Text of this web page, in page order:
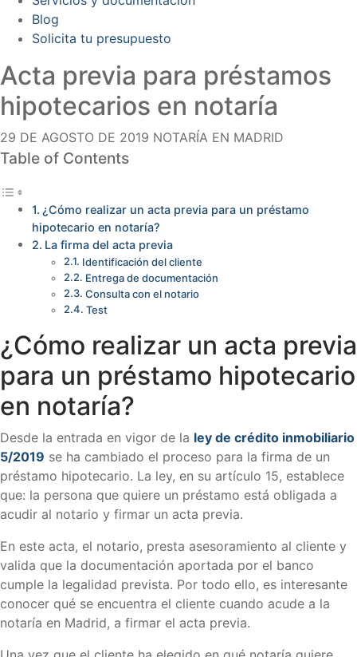
Blog
Solicita tu presupuesto
Acta previa para préstamos
hipotecarios en notaría
29 DE AGOSTO DE 2019 NOTARÍA EN MADRID
Table of Contents
¿Cómo realizar un acta previa para un préstamo
hipotecario en notaría?
La firma del acta previa
Identificación del cliente
Entrega de documentación
Consulta con el notario
Test
¿Cómo realizar un acta previa
para un préstamo hipotecario
en notaría?
Desde la entrada en vigor de la ley de crédito inmobiliario
5/2019 se ha cambiado el proceso para la firma de un
préstamo hipotecario. La ley, en su artículo 15, establece
que: la persona que quiere un préstamo está obligada a
acudir al notario y firmar un acta previa.
En este acta, el notario, presta asesoramiento al cliente y
valida que la documentación aportada por el banco
cumple la legalidad prevista. Por todo ello, es interesante
conocer qué se encuentra el cliente cuando acude a la
notaría en Madrid, a firmar el acta previa.